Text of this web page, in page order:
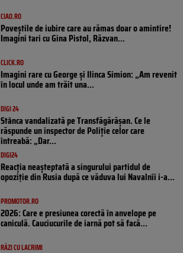
CIAO.RO
Poveştile de iubire care au rămas doar o amintire!
Imagini tari cu Gina Pistol, Răzvan...
CLICK.RO
Imagini rare cu George și Ilinca Simion: „Am revenit
în locul unde am trăit una...
DIGI 24
Stânca vandalizată pe Transfăgărășan. Ce le
răspunde un inspector de Poliție celor care
întreabă: „Dar...
DIGI24
Reacția neașteptată a singurului partidul de
opoziţie din Rusia după ce văduva lui Navalnîi i-a...
PROMOTOR.RO
2026: Care e presiunea corectă în anvelope pe
caniculă. Cauciucurile de iarnă pot să facă...
RÂZI CU LACRIMI